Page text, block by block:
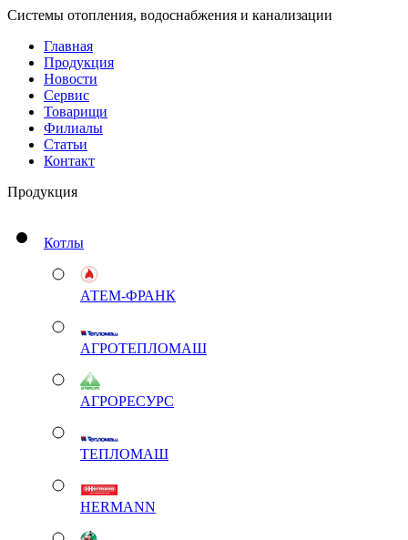
Системы отопления, водоснабжения и канализации
Главная
Продукция
Новости
Сервис
Товарищи
Филиалы
Статьи
Контакт
Продукция
Котлы
АТЕМ-ФРАНК
АГРОТЕПЛОМАШ
АГРОРЕСУРС
ТЕПЛОМАШ
HERMANN